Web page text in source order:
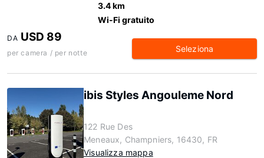
3.4 km
Wi-Fi gratuito
DA USD 89
per camera / per notte Seleziona
ibis Styles Angouleme Nord
122 Rue Des
Meneaux, Champniers, 16430, FR
Visualizza mappa